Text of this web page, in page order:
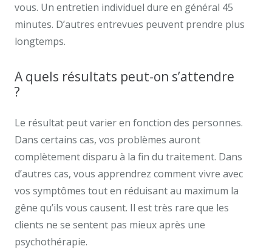
vous. Un entretien individuel dure en général 45
minutes. D’autres entrevues peuvent prendre plus
longtemps.
A quels résultats peut-on s’attendre
?
Le résultat peut varier en fonction des personnes.
Dans certains cas, vos problèmes auront
complètement disparu à la fin du traitement. Dans
d’autres cas, vous apprendrez comment vivre avec
vos symptômes tout en réduisant au maximum la
gêne qu’ils vous causent. Il est très rare que les
clients ne se sentent pas mieux après une
psychothérapie.